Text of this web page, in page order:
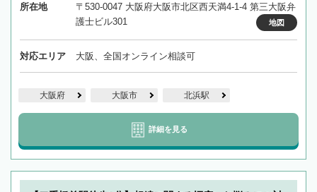
所在地
〒530-0047 大阪府大阪市北区西天満4-1-4 第三大阪弁
護士ビル301
地図
対応エリア 大阪、全国オンライン相談可
大阪府 大阪市 北浜駅
詳細を見る